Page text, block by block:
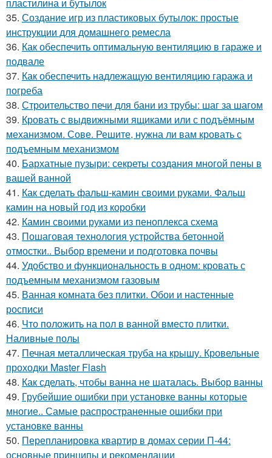
пластилина и бутылок
35. Создание игр из пластиковых бутылок: простые
инструкции для домашнего ремесла
36. Как обеспечить оптимальную вентиляцию в гараже и
подвале
37. Как обеспечить надлежащую вентиляцию гаража и
погреба
38. Строительство печи для бани из трубы: шаг за шагом
39. Кровать с выдвижными ящиками или с подъёмным
механизмом. Сове. Решите, нужна ли вам кровать с
подъемным механизмом
40. Бархатные пузыри: секреты создания многой пены в
вашей ванной
41. Как сделать фальш-камин своими руками. Фальш
камин на новый год из коробки
42. Камин своими руками из пеноплекса схема
43. Пошаговая технология устройства бетонной
отмостки.. Выбор времени и подготовка почвы
44. Удобство и функциональность в одном: кровать с
подъемным механизмом газовым
45. Ванная комната без плитки. Обои и настенные
росписи
46. Что положить на пол в ванной вместо плитки.
Наливные полы
47. Печная металлическая труба на крышу. Кровельные
проходки Master Flash
48. Как сделать, чтобы ванна не шаталась. Выбор ванны
49. Грубейшие ошибки при установке ванны которые
многие.. Самые распространенные ошибки при
установке ванны
50. Перепланировка квартир в домах серии П-44:
основные принципы и рекомендации